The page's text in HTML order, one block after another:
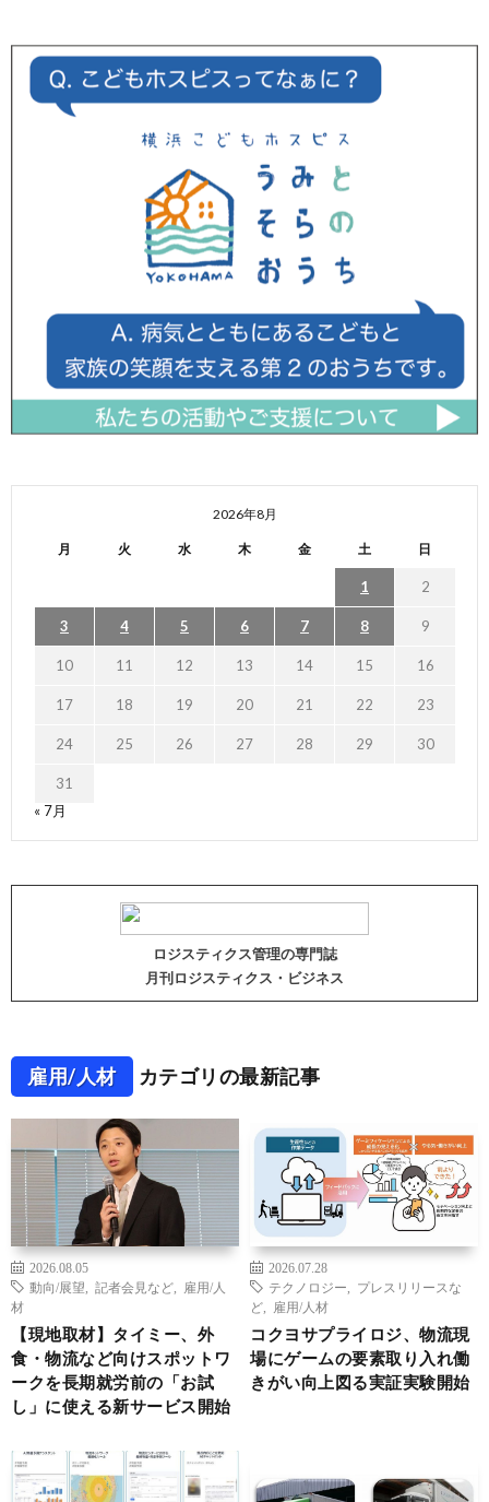
2026年8月
月 火 水 木 金 土 日
1 2
3 4 5 6 7 8 9
10 11 12 13 14 15 16
17 18 19 20 21 22 23
24 25 26 27 28 29 30
31
« 7月
ロジスティクス管理の専門誌
月刊ロジスティクス・ビジネス
雇用/人材 カテゴリの最新記事
2026.08.05
動向/展望
記者会見など
雇用/人
材
【現地取材】タイミー、外
食・物流など向けスポットワ
ークを長期就労前の「お試
し」に使える新サービス開始
2026.07.28
テクノロジー
プレスリリースな
ど
雇用/人材
コクヨサプライロジ、物流現
場にゲームの要素取り入れ働
きがい向上図る実証実験開始